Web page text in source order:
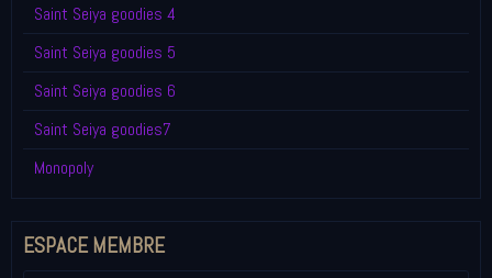
Saint Seiya goodies 4
Saint Seiya goodies 5
Saint Seiya goodies 6
Saint Seiya goodies7
Monopoly
ESPACE MEMBRE